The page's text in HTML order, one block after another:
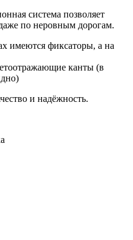
система позволяет
по неровным дорогам.
имеются фиксаторы, а на
канты (в
и надёжность.